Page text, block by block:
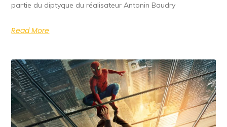
partie du diptyque du réalisateur Antonin Baudry
Read More